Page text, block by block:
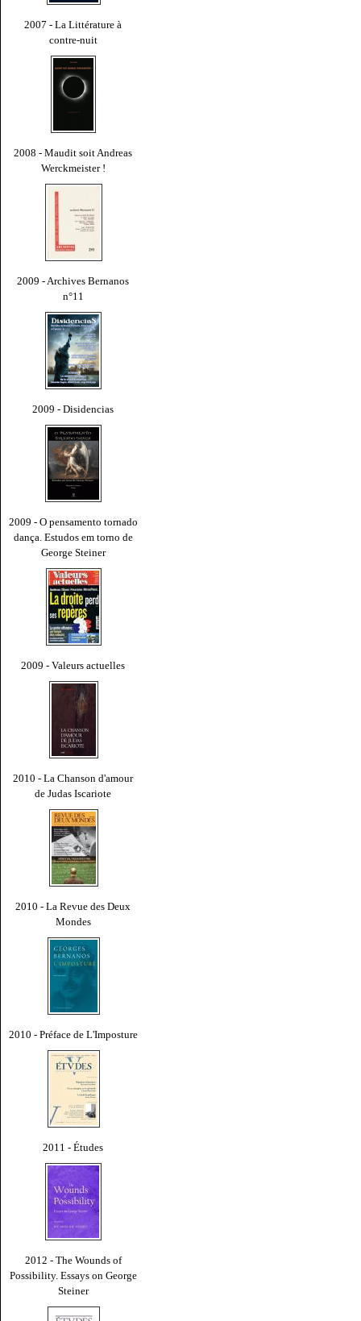
2007 - La Littérature à
contre-nuit
2008 - Maudit soit Andreas
Werckmeister !
2009 - Archives Bernanos
n°11
2009 - Disidencias
2009 - O pensamento tornado
dança. Estudos em torno de
George Steiner
2009 - Valeurs actuelles
2010 - La Chanson d'amour
de Judas Iscariote
2010 - La Revue des Deux
Mondes
2010 - Préface de L'Imposture
2011 - Études
2012 - The Wounds of
Possibility. Essays on George
Steiner